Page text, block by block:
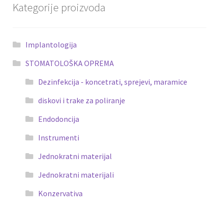
Kategorije proizvoda
Implantologija
STOMATOLOŠKA OPREMA
Dezinfekcija - koncetrati, sprejevi, maramice
diskovi i trake za poliranje
Endodoncija
Instrumenti
Jednokratni materijal
Jednokratni materijali
Konzervativa